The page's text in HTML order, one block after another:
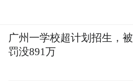
广州一学校超计划招生，被
罚没891万